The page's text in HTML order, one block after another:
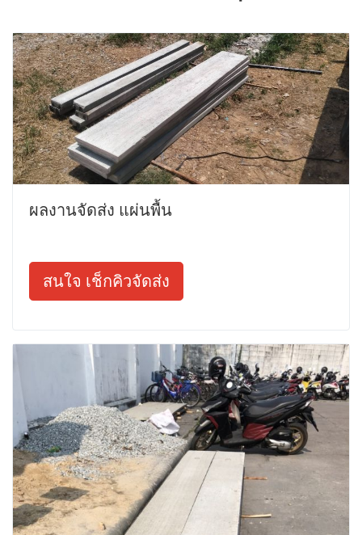
ผลงานจัดส่ง แผ่นพื้น
สนใจ เช็กคิวจัดส่ง